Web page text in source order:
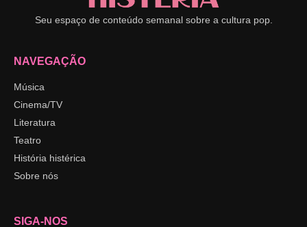
Seu espaço de conteúdo semanal sobre a cultura pop.
NAVEGAÇÃO
Música
Cinema/TV
Literatura
Teatro
História histérica
Sobre nós
SIGA-NOS